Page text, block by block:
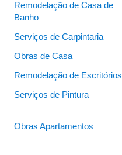
Remodelação de Casa de
Banho
Serviços de Carpintaria
Obras de Casa
Remodelação de Escritórios
Serviços de Pintura
Obras Apartamentos